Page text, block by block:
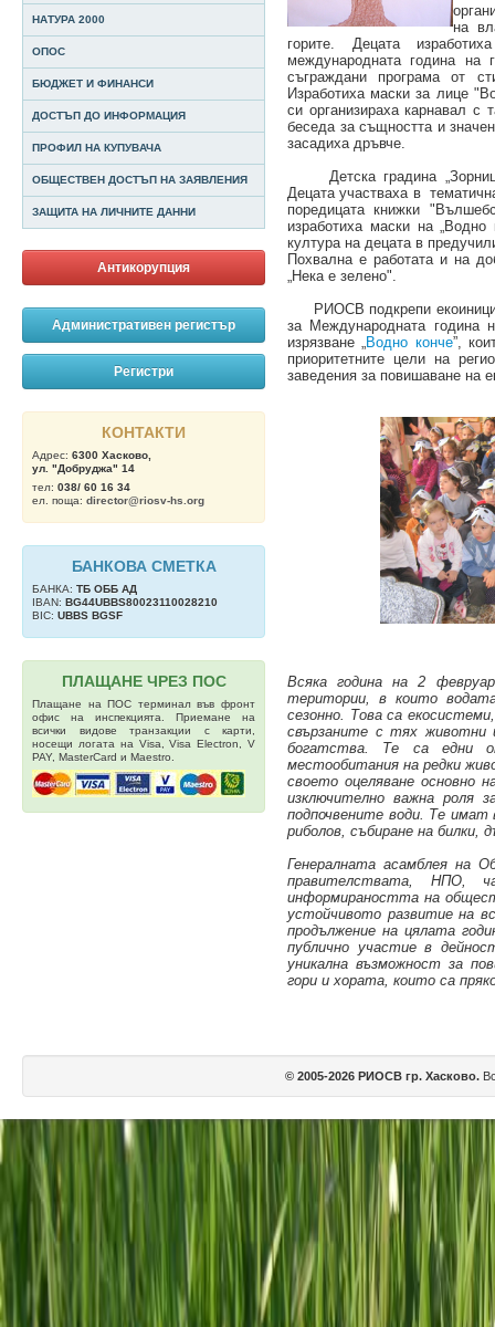
НАТУРА 2000
ОПОС
БЮДЖЕТ И ФИНАНСИ
ДОСТЪП ДО ИНФОРМАЦИЯ
ПРОФИЛ НА КУПУВАЧА
ОБЩЕСТВЕН ДОСТЪП НА ЗАЯВЛЕНИЯ
ЗАЩИТА НА ЛИЧНИТЕ ДАННИ
Антикорупция
Административен регистър
Регистри
КОНТАКТИ
Адрес: 6300 Хасково,
ул. "Добруджа" 14
тел: 038/ 60 16 34
ел. поща: director@riosv-hs.org
БАНКОВА СМЕТКА
БАНКА: ТБ OББ АД
IBAN: BG44UBBS80023110028210
BIC: UBBS BGSF
ПЛАЩАНЕ ЧРЕЗ ПОС
Плащане на ПОС терминал във фронт
офис на инспекцията. Приемане на
всички видове транзакции с карти,
носещи логата на Visa, Visa Electron, V
PAY, MasterCard и Maestro.
на
горите. Децата
международната година на
съграждани програма от
Изработиха маски за лице
си организираха карнавал с
беседа за същността и
засадиха дръвче.
Детска градина
Децата участваха в
поредицата книжки
изработиха маски на „Водно
култура на децата в
Похвална е работата и на
„Нека е зелено".
РИОСВ подкрепи
за Международната година
изрязване „
Водно конче”,
приоритетните цели на
заведения за повишаване на
Всяка година на 2
територии, в които
сезонно. Това са
свързаните с тях животни
богатства. Те са едни
местообитания на редки
своето оцеляване основно
изключително важна роля
подпочвените води. Те имат
риболов, събиране на билки,
Генералната асамблея на
правителствата, НПО,
информираността на
устойчивото развитие на
продължение на цялата
публично участие в
уникална възможност за
гори и хората, които са
© 2005-2026 РИОСВ гр. Хасково.